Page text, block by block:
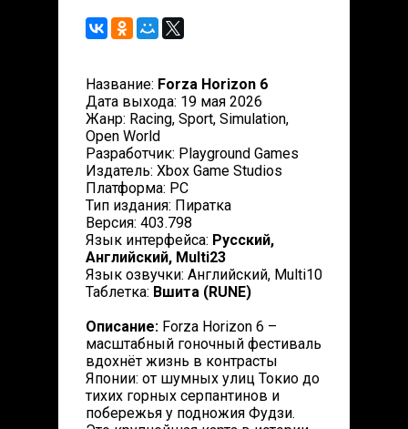
Название: Forza Horizon 6
Дата выхода: 19 мая 2026
Жанр: Racing, Sport, Simulation,
Open World
Разработчик: Playground Games
Издатель: Xbox Game Studios
Платформа: PC
Тип издания: Пиратка
Версия: 403.798
Язык интерфейса: Русский,
Английский, Multi23
Язык озвучки: Английский, Multi10
Таблетка: Вшита (RUNE)
Описание: Forza Horizon 6 –
масштабный гоночный фестиваль
вдохнёт жизнь в контрасты
Японии: от шумных улиц Токио до
тихих горных серпантинов и
побережья у подножия Фудзи.